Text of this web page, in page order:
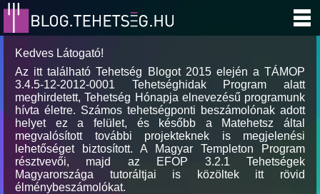
Kedves Látogató!
Az itt található Tehetség Blogot 2015 elején a TÁMOP
3.4.5-12-2012-0001 Tehetséghidak Program alatt
meghirdetett, Tehetség Hónapja elnevezésű programunk
hívta életre. Számos tehetségponti beszámolónak adott
helyet ez a felület, és később a Matehetsz által
megvalósított további projekteknek is megjelenési
lehetőséget biztosított. A Magyar Templeton Program
résztvevői, majd az EFOP 3.2.1 Tehetségek
Magyarországa tutoráltjai is közöltek itt rövid
élménybeszámolókat.